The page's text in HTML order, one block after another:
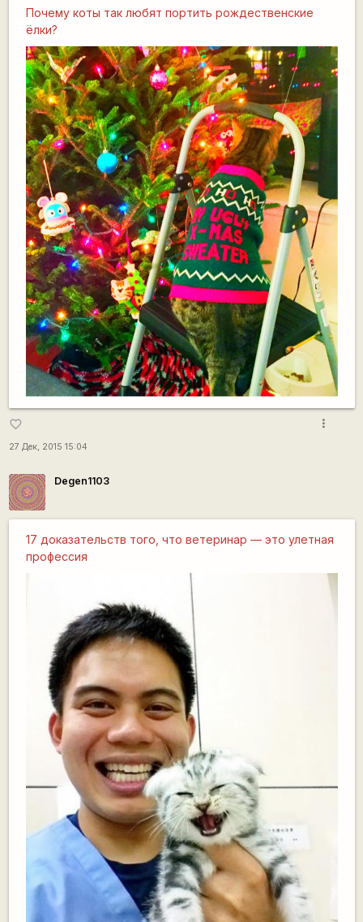
Почему коты так любят портить рождественские
ёлки?
favorite_border
27 Дек, 2015 15:04
more_vert
Degen1103
17 доказательств того, что ветеринар — это улетная
профессия